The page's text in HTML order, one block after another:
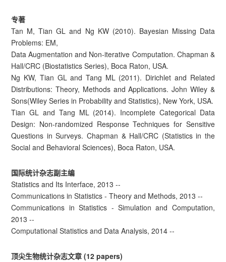
专著
Tan M, Tian GL and Ng KW (2010). Bayesian Missing Data
Problems: EM,
Data Augmentation and Non-iterative Computation. Chapman &
Hall/CRC (Biostatistics Series), Boca Raton, USA.
Ng KW, Tian GL and Tang ML (2011). Dirichlet and Related
Distributions: Theory, Methods and Applications. John Wiley &
Sons(Wiley Series in Probability and Statistics), New York, USA.
Tian GL and Tang ML (2014). Incomplete Categorical Data
Design: Non-randomized Response Techniques for Sensitive
Questions in Surveys. Chapman & Hall/CRC (Statistics in the
Social and Behavioral Sciences), Boca Raton, USA.
国际统计杂志副主编
Statistics and Its Interface, 2013 --
Communications in Statistics - Theory and Methods, 2013 --
Communications in Statistics - Simulation and Computation,
2013 --
Computational Statistics and Data Analysis, 2014 --
顶尖生物统计杂志文章 (12 papers)